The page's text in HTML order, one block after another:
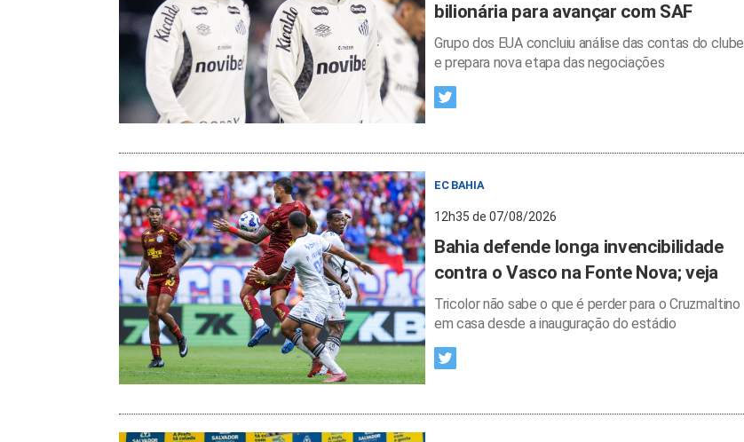
bilionária para avançar com SAF
Grupo dos EUA concluiu análise das contas do clube
e prepara nova etapa das negociações
EC BAHIA
12h35 de 07/08/2026
Bahia defende longa invencibilidade
contra o Vasco na Fonte Nova; veja
Tricolor não sabe o que é perder para o Cruzmaltino
em casa desde a inauguração do estádio